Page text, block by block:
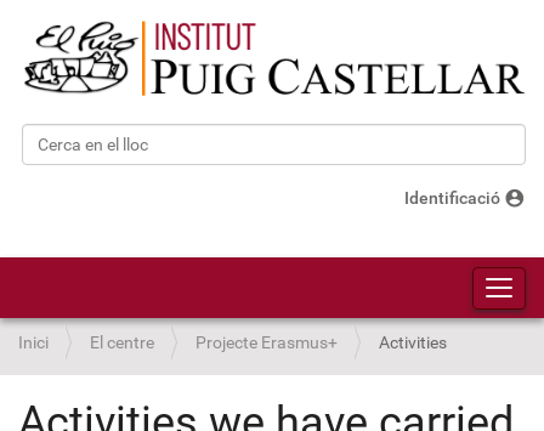
Cerca
Identificació account_circle
Inici El centre Projecte Erasmus+ Activities